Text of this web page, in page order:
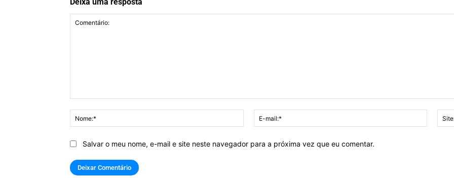
Nome:*
mail:*
Salvar o meu nome, e-mail e site neste navegador para a próxima vez que eu comentar.